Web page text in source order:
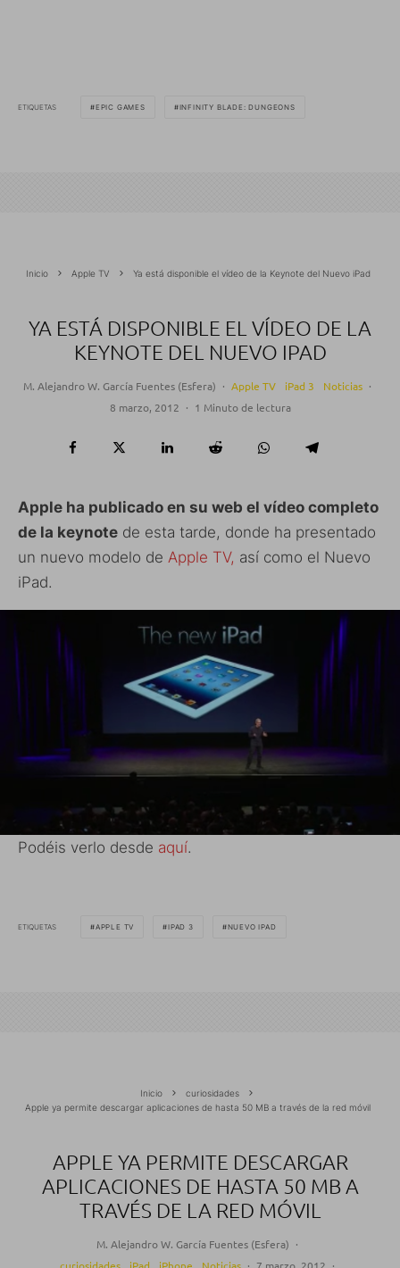
ETIQUETAS EPIC GAMES INFINITY BLADE: DUNGEONS
Inicio Apple TV Ya está disponible el vídeo de la Keynote del Nuevo iPad
YA ESTÁ DISPONIBLE EL VÍDEO DE LA
KEYNOTE DEL NUEVO IPAD
M. Alejandro W. García Fuentes (Esfera) · Apple TV iPad 3 Noticias ·
8 marzo, 2012 · 1 Minuto de lectura
Apple ha publicado en su web el vídeo completo
de la keynote de esta tarde, donde ha presentado
un nuevo modelo de Apple TV, así como el Nuevo
iPad.
Podéis verlo desde aquí.
ETIQUETAS APPLE TV IPAD 3 NUEVO IPAD
Inicio
curiosidades
Apple ya permite descargar aplicaciones de hasta 50 MB a través de la red móvil
APPLE YA PERMITE DESCARGAR
APLICACIONES DE HASTA 50 MB A
TRAVÉS DE LA RED MÓVIL
M. Alejandro W. García Fuentes (Esfera) ·